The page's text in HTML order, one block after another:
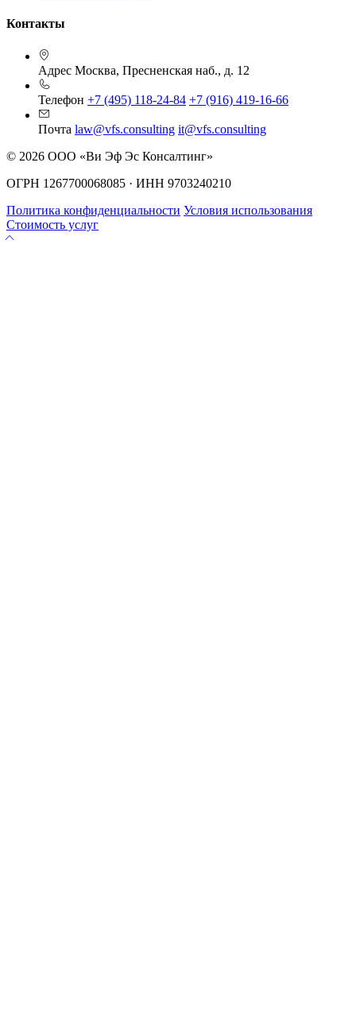
Контакты
Адрес Москва, Пресненская наб., д. 12
Телефон +7 (495) 118-24-84 +7 (916) 419-16-66
Почта law@vfs.consulting it@vfs.consulting
© 2026 ООО «Ви Эф Эс Консалтинг»
ОГРН 1267700068085 · ИНН 9703240210
Политика конфиденциальности Условия использования
Стоимость услуг